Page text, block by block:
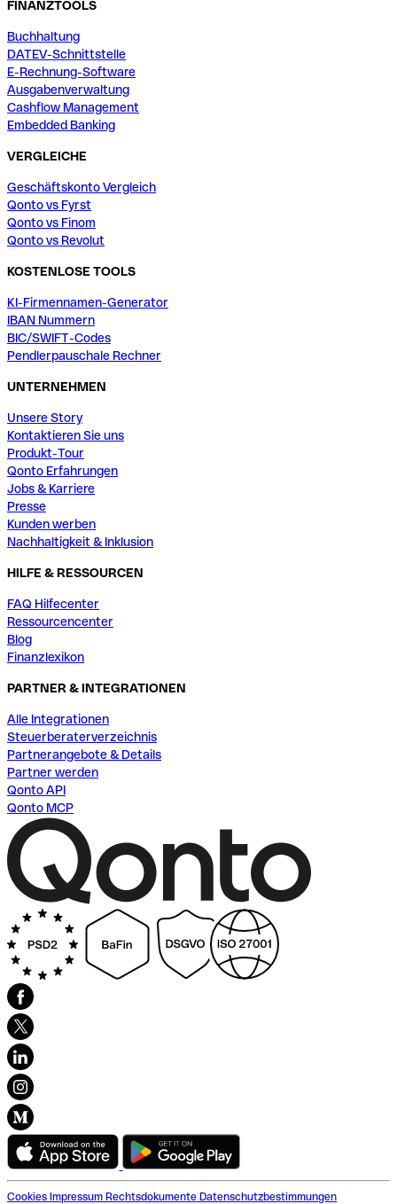
FINANZTOOLS
Buchhaltung
DATEV-Schnittstelle
E-Rechnung-Software
Ausgabenverwaltung
Cashflow Management
Embedded Banking
VERGLEICHE
Geschäftskonto Vergleich
Qonto vs Fyrst
Qonto vs Finom
Qonto vs Revolut
KOSTENLOSE TOOLS
KI-Firmennamen-Generator
IBAN Nummern
BIC/SWIFT-Codes
Pendlerpauschale Rechner
UNTERNEHMEN
Unsere Story
Kontaktieren Sie uns
Produkt-Tour
Qonto Erfahrungen
Jobs & Karriere
Presse
Kunden werben
Nachhaltigkeit & Inklusion
HILFE & RESSOURCEN
FAQ Hilfecenter
Ressourcencenter
Blog
Finanzlexikon
PARTNER & INTEGRATIONEN
Alle Integrationen
Steuerberaterverzeichnis
Partnerangebote & Details
Partner werden
Qonto API
Qonto MCP
Cookies Impressum Rechtsdokumente Datenschutzbestimmungen